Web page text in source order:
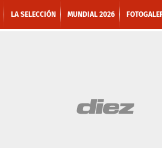
LA SELECCIÓN MUNDIAL 2026